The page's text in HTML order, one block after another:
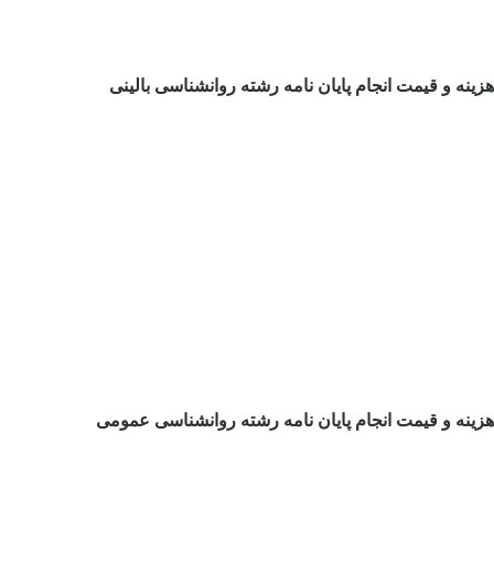
و قیمت انجام پایان نامه رشته روانشناسی بالینی
و قیمت انجام پایان نامه رشته روانشناسی عمومی